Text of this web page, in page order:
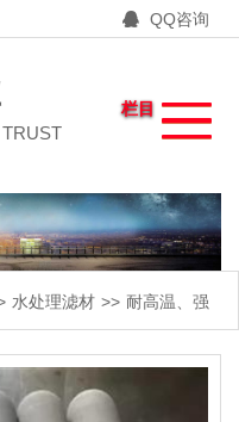
QQ咨询
栏目
水处理滤材 >> 耐高温、强